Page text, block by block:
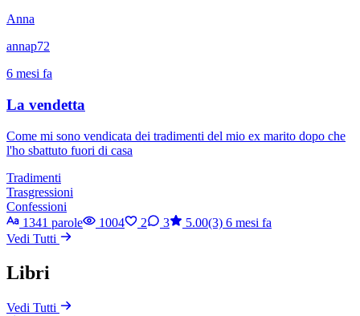
Anna
annap72
6 mesi fa
La vendetta
Come mi sono vendicata dei tradimenti del mio ex marito dopo che
l'ho sbattuto fuori di casa
Tradimenti
Trasgressioni
Confessioni
1341 parole
1004 2 3 5.00(3) 6 mesi fa
Vedi Tutti
Libri
Vedi Tutti